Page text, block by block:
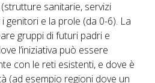
sanitarie, servizi
genitori e la prole (da 0-6). La
gruppi di futuri padri e
l’iniziativa può essere
con le reti esistenti, e dove è
(ad esempio regioni dove un